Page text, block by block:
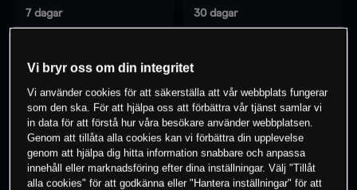
7 dagar
-
30 dagar
-
0% av kunderna har enposition i detta
instrument
Börja handla
Vi bryr oss om din integritet
Vi använder cookies för att säkerställa att vår webbplats fungerar
som den ska. För att hjälpa oss att förbättra vår tjänst samlar vi
in data för att förstå hur våra besökare använder webbplatsen.
Genom att tillåta alla cookies kan vi förbättra din upplevelse
genom att hjälpa dig hitta information snabbare och anpassa
innehåll eller marknadsföring efter dina inställningar. Välj "Tillåt
alla cookies" för att godkänna eller "Hantera inställningar" för att